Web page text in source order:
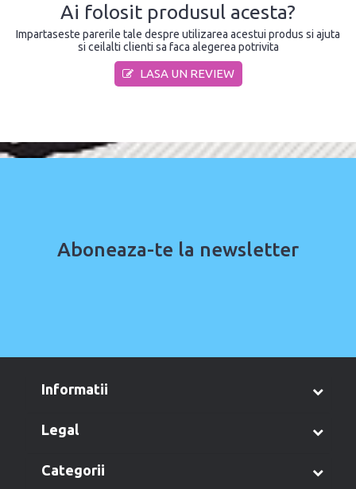
Ai folosit produsul acesta?
Impartaseste parerile tale despre utilizarea acestui produs si ajuta
si ceilalti clienti sa faca alegerea potrivita
LASA UN REVIEW
Aboneaza-te la newsletter
informatii
legal
categorii